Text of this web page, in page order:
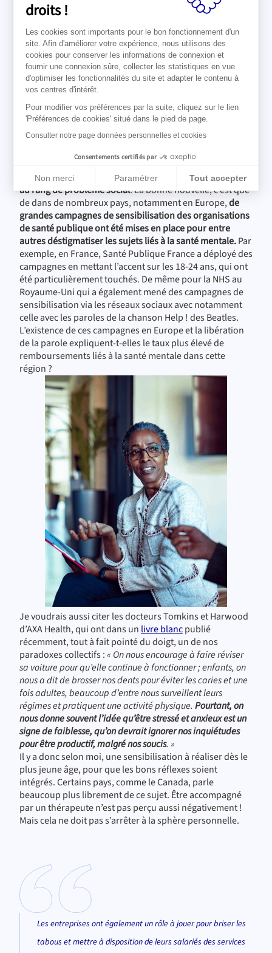
remboursements liés à la santé
mentale à Taïwan et en
Thaïlande
Nous espérons que la COVID-19 aura commencé à libérer
la parole autour des troubles de santé mentale et de
l’importance de les soigner. Et ce d’autant qued’autres
géopolitiques sans oublier l’éco-anxiété qui grimpe en
flèche.
4.Quelles tendances et pistes se
dégagent selon vous ?
La pandémie de COVID-19, a donc élevé la santé mentale
au rang de problème social. La bonne nouvelle, c’est que
de dans de nombreux pays, notamment en Europe,de
grandes campagnes de sensibilisation des organisations
de santé publique ont été mises en place pour entre
autres déstigmatiser les sujets liés à la santé mentale.Par
exemple, en France, Santé Publique France a déployé des
campagnes en mettant l’accent sur les 18-24 ans, qui ont
été particulièrement touchés. De même pour la NHS au
Royaume-Uni qui a également mené des campagnes de
sensibilisation via les réseaux sociaux avec notamment
celle avec les paroles de la chanson Help ! des Beatles.
L’existence de ces campagnes en Europe et la libération
de la parole expliquent-t-elles le taux plus élevé de
remboursements liés à la santé mentale dans cette
région ?
Je voudrais aussi citer les docteurs Tomkins et Harwood
d’AXA Health, qui ont dans un livre blancpublié
récemment, tout à fait pointé du doigt, un de nos
paradoxes collectifs :« On nous encourage à faire réviser
sa voiture pour qu’elle continue à fonctionner ; enfants, on
nous a dit de brosser nos dents pour éviter les caries et une
fois adultes, beaucoup d’entre nous surveillent leurs
régimes et pratiquent une activité physique. Pourtant, on
nous donne souvent l’idée qu’être stressé et anxieux est un
signe de faiblesse, qu’on devrait ignorer nos inquiétudes
pour être productif, malgré nos soucis. »
Il y a donc selon moi, une sensibilisation à réaliser dès le
plus jeune âge, pour que les bons réflexes soient
intégrés. Certains pays, comme le Canada, parle
beaucoup plus librement de ce sujet. Être accompagné
par un thérapeute n’est pas perçu aussi négativement !
Mais cela ne doit pas s’arrêter à la sphère personnelle.
Les entreprises ont également un rôle à jouer pour briser les
tabous et mettre à disposition de leurs salariés des services
droits !
Les cookies sont importants pour le bon fonctionnement d'un
site. Afin d'améliorer votre expérience, nous utilisons des
cookies pour conserver les informations de connexion et
fournir une connexion sûre, collecter les statistiques en vue
d'optimiser les fonctionnalités du site et adapter le contenu à
vos centres d'intérêt.
Pour modifier vos préférences par la suite, cliquez sur le lien
'Préférences de cookies' situé dans le pied de page.
Consulter notre page données personnelles et cookies
Consentements certifiés par
Non merci Paramétrer Tout accepter
Axeptio consent
Plateforme de Gestion du Consentement : Personnalisez vos
Notre plateforme vous permet d'adapter et de gérer vos